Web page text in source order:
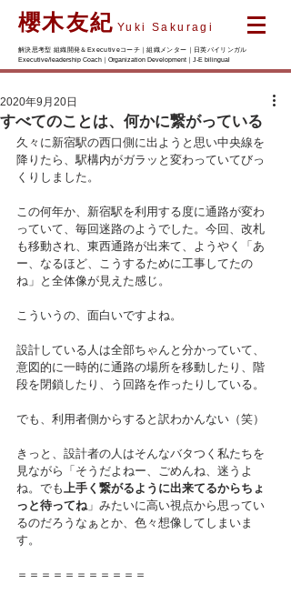
櫻木友紀 Yuki Sakuragi
解決思考型 組織開発＆Executiveコーチ｜組織メンター｜日英バイリンガル
Executive/leadership Coach｜Organization Development｜J-E bilingual
すべてのことは、何かに繋がっている
2020年9月20日
久々に新宿駅の西口側に出ようと思い中央線を
降りたら、駅構内がガラッと変わっていてびっ
くりしました。
この何年か、新宿駅を利用する度に通路が変わ
っていて、毎回迷路のようでした。今回、改札
も移動され、東西通路が出来て、ようやく「あ
ー、なるほど、こうするために工事してたの
ね」と全体像が見えた感じ。
こういうの、面白いですよね。
設計している人は全部ちゃんと分かっていて、
意図的に一時的に通路の場所を移動したり、階
段を閉鎖したり、う回路を作ったりしている。
でも、利用者側からすると訳わかんない（笑）
きっと、設計者の人はそんなバタつく私たちを
見ながら「そうだよねー、ごめんね、迷うよ
ね。でも上手く繋がるように出来てるからちょ
っと待ってね」みたいに高い視点から思ってい
るのだろうなぁとか、色々想像してしまいま
す。
＝＝＝＝＝＝＝＝＝＝＝